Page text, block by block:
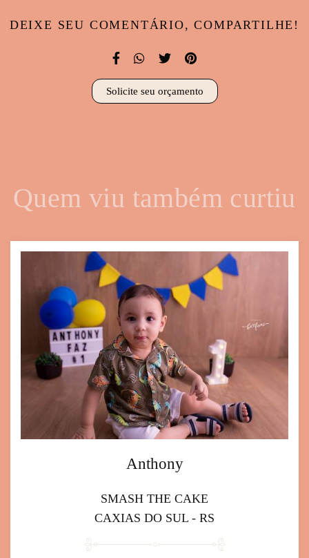
DEIXE SEU COMENTÁRIO, COMPARTILHE!
Solicite seu orçamento
Quem viu também curtiu
Anthony
SMASH THE CAKE
CAXIAS DO SUL - RS